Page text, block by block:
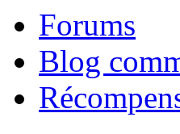
Forums
Blog